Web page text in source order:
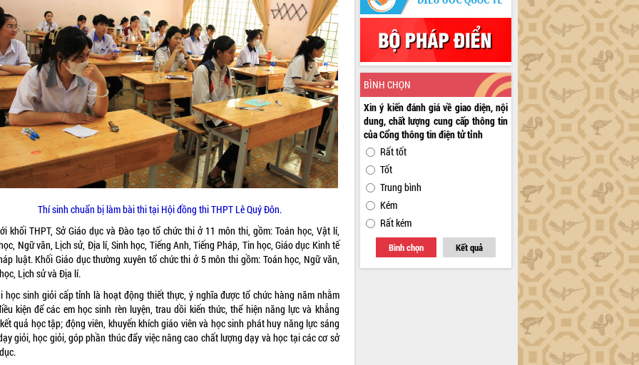
Thí sinh chuẩn bị làm bài thi tại Hội đồng thi THPT Lê Quý Đôn.
khối THPT, Sở Giáo dục và Đào tạo tổ chức thi ở 11 môn thi, gồm: Toán học, Vật lí,
Ngữ văn, Lịch sử, Địa lí, Sinh học, Tiếng Anh, Tiếng Pháp, Tin học, Giáo dục Kinh tế
luật. Khối Giáo dục thường xuyên tổ chức thi ở 5 môn thi gồm: Toán học, Ngữ văn,
Lịch sử và Địa lí.
học sinh giỏi cấp tỉnh là hoạt động thiết thực, ý nghĩa được tổ chức hàng năm nhằm
kiện để các em học sinh rèn luyện, trau dồi kiến thức, thể hiện năng lực và khẳng
quả học tập; động viên, khuyến khích giáo viên và học sinh phát huy năng lực sáng
giỏi, học giỏi, góp phần thúc đẩy việc nâng cao chất lượng dạy và học tại các cơ sở
BÌNH CHỌN
Xin ý kiến đánh giá về giao diện, nội
dung, chất lượng cung cấp thông tin
của Cổng thông tin điện tử tỉnh
Rất tốt
Tốt
Trung bình
Kém
Rất kém
Bình chọn Kết quả